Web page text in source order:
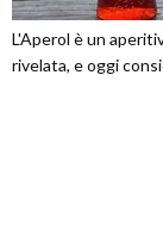
L'Aperol è un
rivelata, e oggi